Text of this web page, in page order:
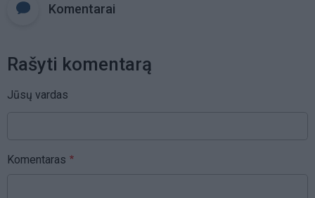
Komentarai
Rašyti komentarą
Jūsų vardas
Komentaras